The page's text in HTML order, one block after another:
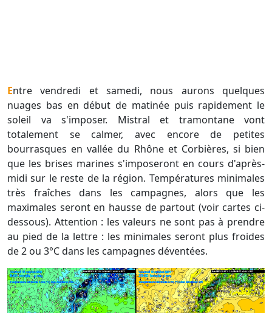
Entre vendredi et samedi, nous aurons quelques
nuages bas en début de matinée puis rapidement le
soleil va s'imposer. Mistral et tramontane vont
totalement se calmer, avec encore de petites
bourrasques en vallée du Rhône et Corbières, si bien
que les brises marines s'imposeront en cours d'après-
midi sur le reste de la région. Températures minimales
très fraîches dans les campagnes, alors que les
maximales seront en hausse de partout (voir cartes ci-
dessous). Attention : les valeurs ne sont pas à prendre
au pied de la lettre : les minimales seront plus froides
de 2 ou 3°C dans les campagnes déventées.